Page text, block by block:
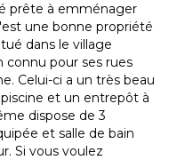
prête à emménager
une bonne propriété
dans le village
connu pour ses rues
Celui-ci a un très beau
et un entrepôt à
dispose de 3
et salle de bain
Si vous voulez